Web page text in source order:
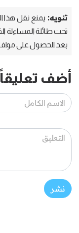
تنويه: يمنع نقل هذا
تحت طائلة المساءلة
بعد الحصول على
أضف تعليقاً
نشر